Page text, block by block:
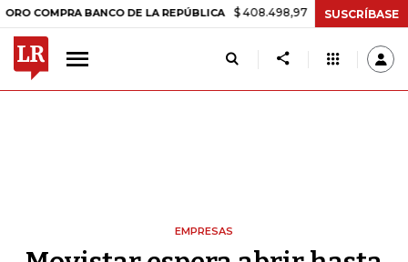
BANCO DE LA REPÚBLICA $ 408.498,97 +$ 8.753,81 +2,19%
SUSCRÍBASE
EMPRESAS